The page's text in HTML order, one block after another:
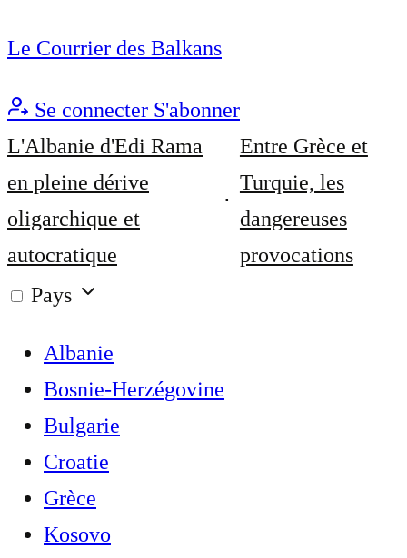
Le Courrier des Balkans
Se connecter S'abonner
L'Albanie d'Edi Rama
en pleine dérive
oligarchique et
autocratique
Entre Grèce et
Turquie, les
dangereuses
provocations
Pays
Albanie
Bosnie-Herzégovine
Bulgarie
Croatie
Grèce
Kosovo